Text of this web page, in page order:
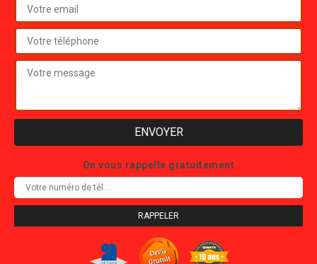
On vous rappelle gratuitement